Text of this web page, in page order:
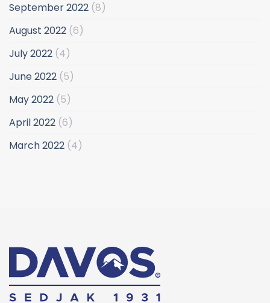
September 2022 (8)
August 2022 (6)
July 2022 (4)
June 2022 (5)
May 2022 (5)
April 2022 (6)
March 2022 (4)